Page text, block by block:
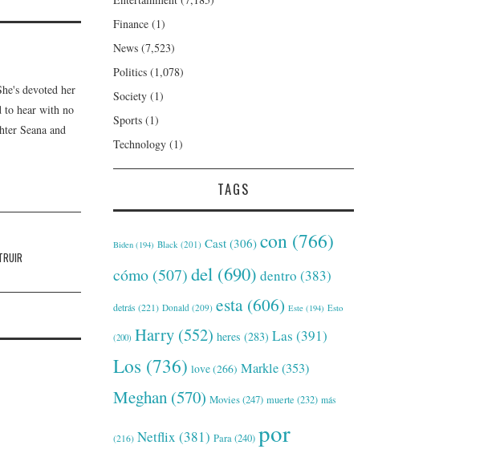
devoted her
to hear with no
Seana and
Finance (1)
News (7,523)
Politics (1,078)
Society (1)
Sports (1)
Technology (1)
TAGS
Biden (194) Black (201) Cast (306) con (766)
cómo (507)del (690) dentro (383)
detrás (221) Donald (209) esta (606) Este (194) Esto
(200) Harry (552) heres (283) Las (391)
Los (736) love(266) Markle(353)
Meghan (570) Movies(247) muerte (232) más
(216) Netflix (381) Para(240) por